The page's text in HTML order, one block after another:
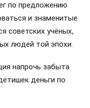
по предложению
и знаменитые
советских учёных,
людей той эпохи.
напрочь забыта
деньги по